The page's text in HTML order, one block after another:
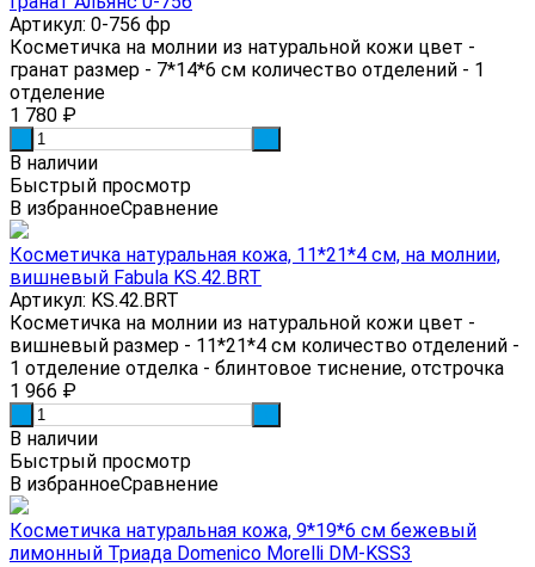
Артикул: 0-756 фр
Косметичка на молнии из натуральной кожи цвет -
гранат размер - 7*14*6 см количество отделений - 1
отделение
1 780 ₽
В наличии
Быстрый просмотр
В избранноеСравнение
Косметичка натуральная кожа, 11*21*4 см, на молнии,
вишневый Fabula KS.42.BRT
Артикул: KS.42.BRT
Косметичка на молнии из натуральной кожи цвет -
вишневый размер - 11*21*4 см количество отделений -
1 отделение отделка - блинтовое тиснение, отстрочка
1 966 ₽
В наличии
Быстрый просмотр
В избранноеСравнение
Косметичка натуральная кожа, 9*19*6 см бежевый
лимонный Триада Domenico Morelli DM-KSS3